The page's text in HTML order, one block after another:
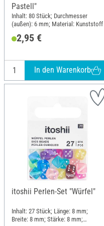
Pastell"
Inhalt: 80 Stück; Durchmesser
(außen): 6 mm; Material: Kunststoff
2,95 €
In den Warenkorb
itoshii Perlen-Set "Würfel"
Inhalt: 27 Stück; Länge: 8 mm;
Breite: 8 mm; Stärke: 8 mm;